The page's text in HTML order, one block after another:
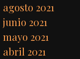
agosto 2021
junio 2021
mayo 2021
abril 2021